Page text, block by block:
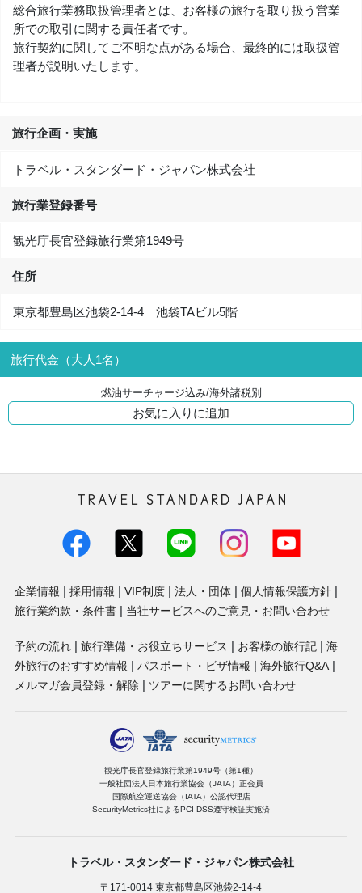
総合旅行業務取扱管理者とは、お客様の旅行を取り扱う営業
所での取引に関する責任者です。
旅行契約に関してご不明な点がある場合、最終的には取扱管
理者が説明いたします。
旅行企画・実施
トラベル・スタンダード・ジャパン株式会社
旅行業登録番号
観光庁長官登録旅行業第1949号
住所
東京都豊島区池袋2-14-4 池袋TAビル5階
旅行代金（大人1名）
燃油サーチャージ込み/海外諸税別
お気に入りに追加
式会社
企業情報 採用情報 VIP制度 法人・団体
個人情報保護方針
旅行業約款・条件書
当社サービスへのご意見・お問い合わせ
予約の流れ 旅行準備・お役立ちサービス お客様の旅行記
海
外旅行のおすすめ情報
パスポート・ビザ情報
海外旅行Q&A
メルマガ会員登録・解除
ツアーに関するお問い合わせ
観光庁長官登録旅行業第1949号（第1種）
一般社団法人日本旅行業協会（JATA）正会員
国際航空運送協会（IATA）公認代理店
SecurityMetrics社によるPCI DSS遵守検証実施済
トラベル・スタンダード・ジャパン株式会社
〒171-0014 東京都豊島区池袋2-14-4